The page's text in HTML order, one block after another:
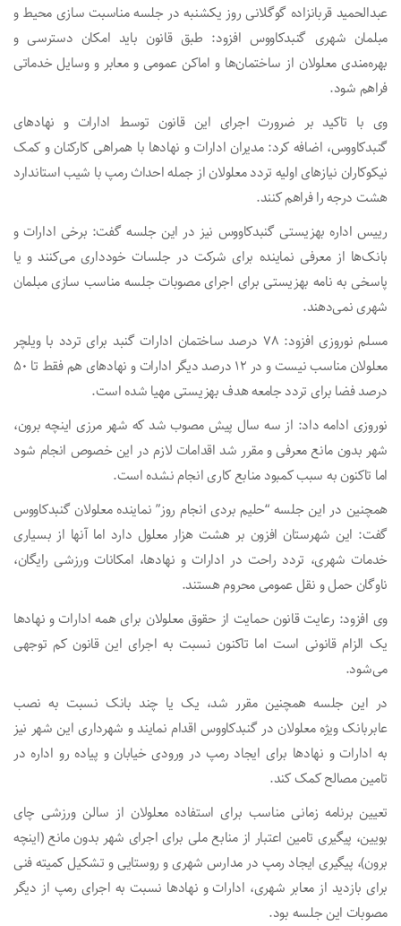
عبدالحمید قربانزاده گوگلانی روز یکشنبه در جلسه مناسبت سازی محیط و
مبلمان شهری گنبدکاووس افزود: طبق قانون باید امکان دسترسی و
بهره‌مندی معلولان از ساختمان‌ها و اماکن عمومی و معابر و وسایل خدماتی
فراهم شود.
وی با تاکید بر ضرورت اجرای این قانون توسط ادارات و نهادهای
گنبدکاووس، اضافه کرد: مدیران ادارات و نهادها با همراهی کارکنان و کمک
نیکوکاران نیازهای اولیه تردد معلولان از جمله احداث رمپ با شیب استاندارد
هشت درجه را فراهم کنند.
رییس اداره بهزیستی گنبدکاووس نیز در این جلسه گفت: برخی ادارات و
بانک‌ها از معرفی نماینده برای شرکت در جلسات خودداری می‌کنند و یا
پاسخی به نامه بهزیستی برای اجرای مصوبات جلسه مناسب سازی مبلمان
شهری نمی‌دهند.
مسلم نوروزی افزود: ۷۸ درصد ساختمان ادارات گنبد برای تردد با ویلچر
معلولان مناسب نیست و در ۱۲ درصد دیگر ادارات و نهادهای هم فقط تا ۵۰
درصد فضا برای تردد جامعه هدف بهزیستی مهیا شده است.
نوروزی ادامه داد: از سه سال پیش مصوب شد که شهر مرزی اینچه برون،
شهر بدون مانع معرفی و مقرر شد اقدامات لازم در این خصوص انجام شود
اما تاکنون به سبب کمبود منابع کاری انجام نشده است.
همچنین در این جلسه “حلیم بردی انجام روز” نماینده معلولان گنبدکاووس
گفت: این شهرستان افزون بر هشت هزار معلول دارد اما آنها از بسیاری
خدمات شهری، تردد راحت در ادارات و نهادها، امکانات ورزشی رایگان،
ناوگان حمل و نقل عمومی محروم هستند.
وی افزود: رعایت قانون حمایت از حقوق معلولان برای همه ادارات و نهادها
یک الزام قانونی است اما تاکنون نسبت به اجرای این قانون کم توجهی
می‌شود.
در این جلسه همچنین مقرر شد، یک یا چند بانک نسبت به نصب
عابربانک ویژه معلولان در گنبدکاووس اقدام نمایند و شهرداری این شهر نیز
به ادارات و نهادها برای ایجاد رمپ در ورودی خیابان و پیاده رو اداره در
تامین مصالح کمک کند.
تعیین برنامه زمانی مناسب برای استفاده معلولان از سالن ورزشی چای
بویین، پیگیری تامین اعتبار از منابع ملی برای اجرای شهر بدون مانع (اینچه
برون)، پیگیری ایجاد رمپ در مدارس شهری و روستایی و تشکیل کمیته فنی
برای بازدید از معابر شهری، ادارات و نهادها نسبت به اجرای رمپ از دیگر
مصوبات این جلسه بود.